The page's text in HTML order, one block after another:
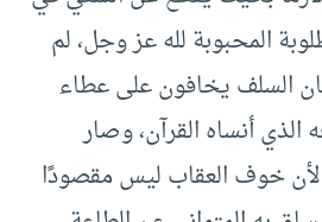
المحبوبة لله عز وجل، لم
السلف يخافون على عطاء
أنساه القرآن، وصار
خوف العقاب ليس مقصودًا